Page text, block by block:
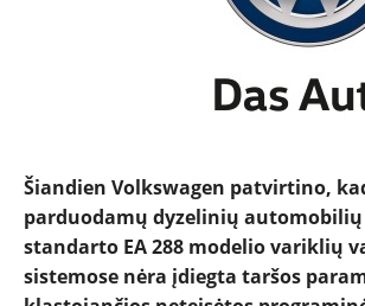
TESTAI
NAUJI
Šiandien Volkswagen patvirtino,
parduodamų dyzelinių automobilių
standarto EA 288 modelio variklių
sistemose nėra įdiegta taršos